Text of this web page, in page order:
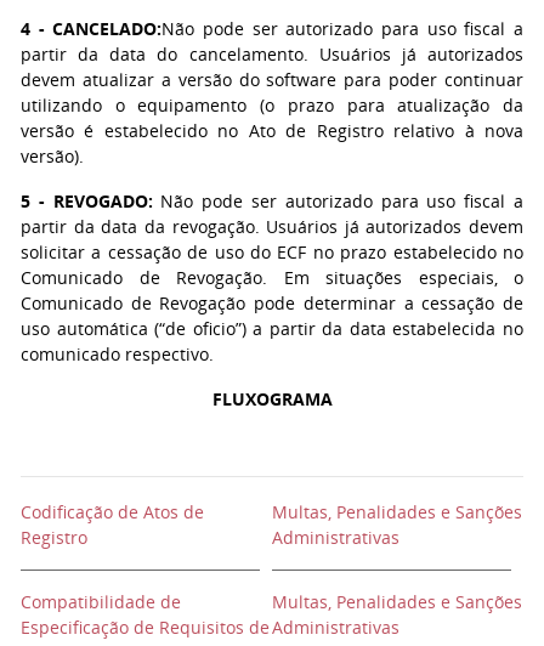
4 - CANCELADO:Não pode ser autorizado para uso fiscal a
partir da data do cancelamento. Usuários já autorizados
devem atualizar a versão do software para poder continuar
utilizando o equipamento (o prazo para atualização da
versão é estabelecido no Ato de Registro relativo à nova
versão).
5 - REVOGADO: Não pode ser autorizado para uso fiscal a
partir da data da revogação. Usuários já autorizados devem
solicitar a cessação de uso do ECF no prazo estabelecido no
Comunicado de Revogação. Em situações especiais, o
Comunicado de Revogação pode determinar a cessação de
uso automática (“de oficio”) a partir da data estabelecida no
comunicado respectivo.
FLUXOGRAMA
Codificação de Atos de
Registro
Compatibilidade de
Especificação de Requisitos de
Multas, Penalidades e Sanções
Administrativas
Multas, Penalidades e Sanções
Administrativas